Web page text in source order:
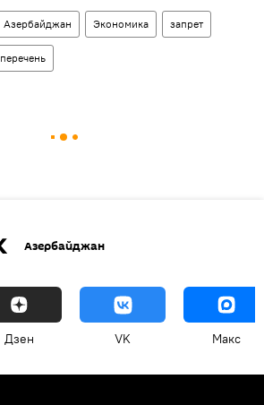
Азербайджан Экономика запрет
перечень
Азербайджан
Дзен VK Макс